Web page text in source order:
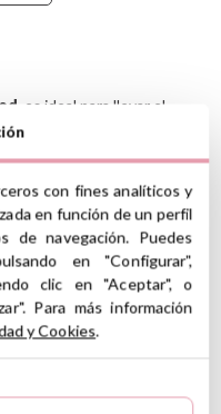
, es ideal para llevar el
parque.
en Copenhague que
para bebés. Sus
en la tradición del diseño
colores y estampados
con fines analíticos y
en función de un perfil
de navegación. Puedes
en "Configurar",
clic en "Aceptar", o
Para más información
y Cookies.